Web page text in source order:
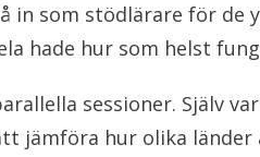
in som stödlärare för
hade hur som helst
sessioner. Själv
jämföra hur olika